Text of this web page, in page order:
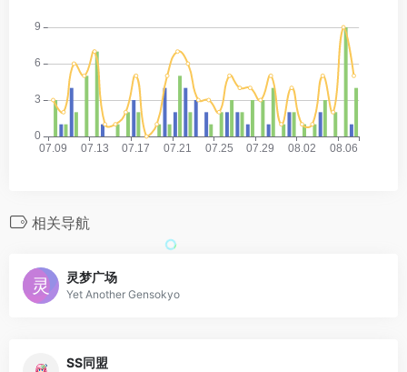
相关导航
灵梦广场
Yet Another Gensokyo
SS同盟